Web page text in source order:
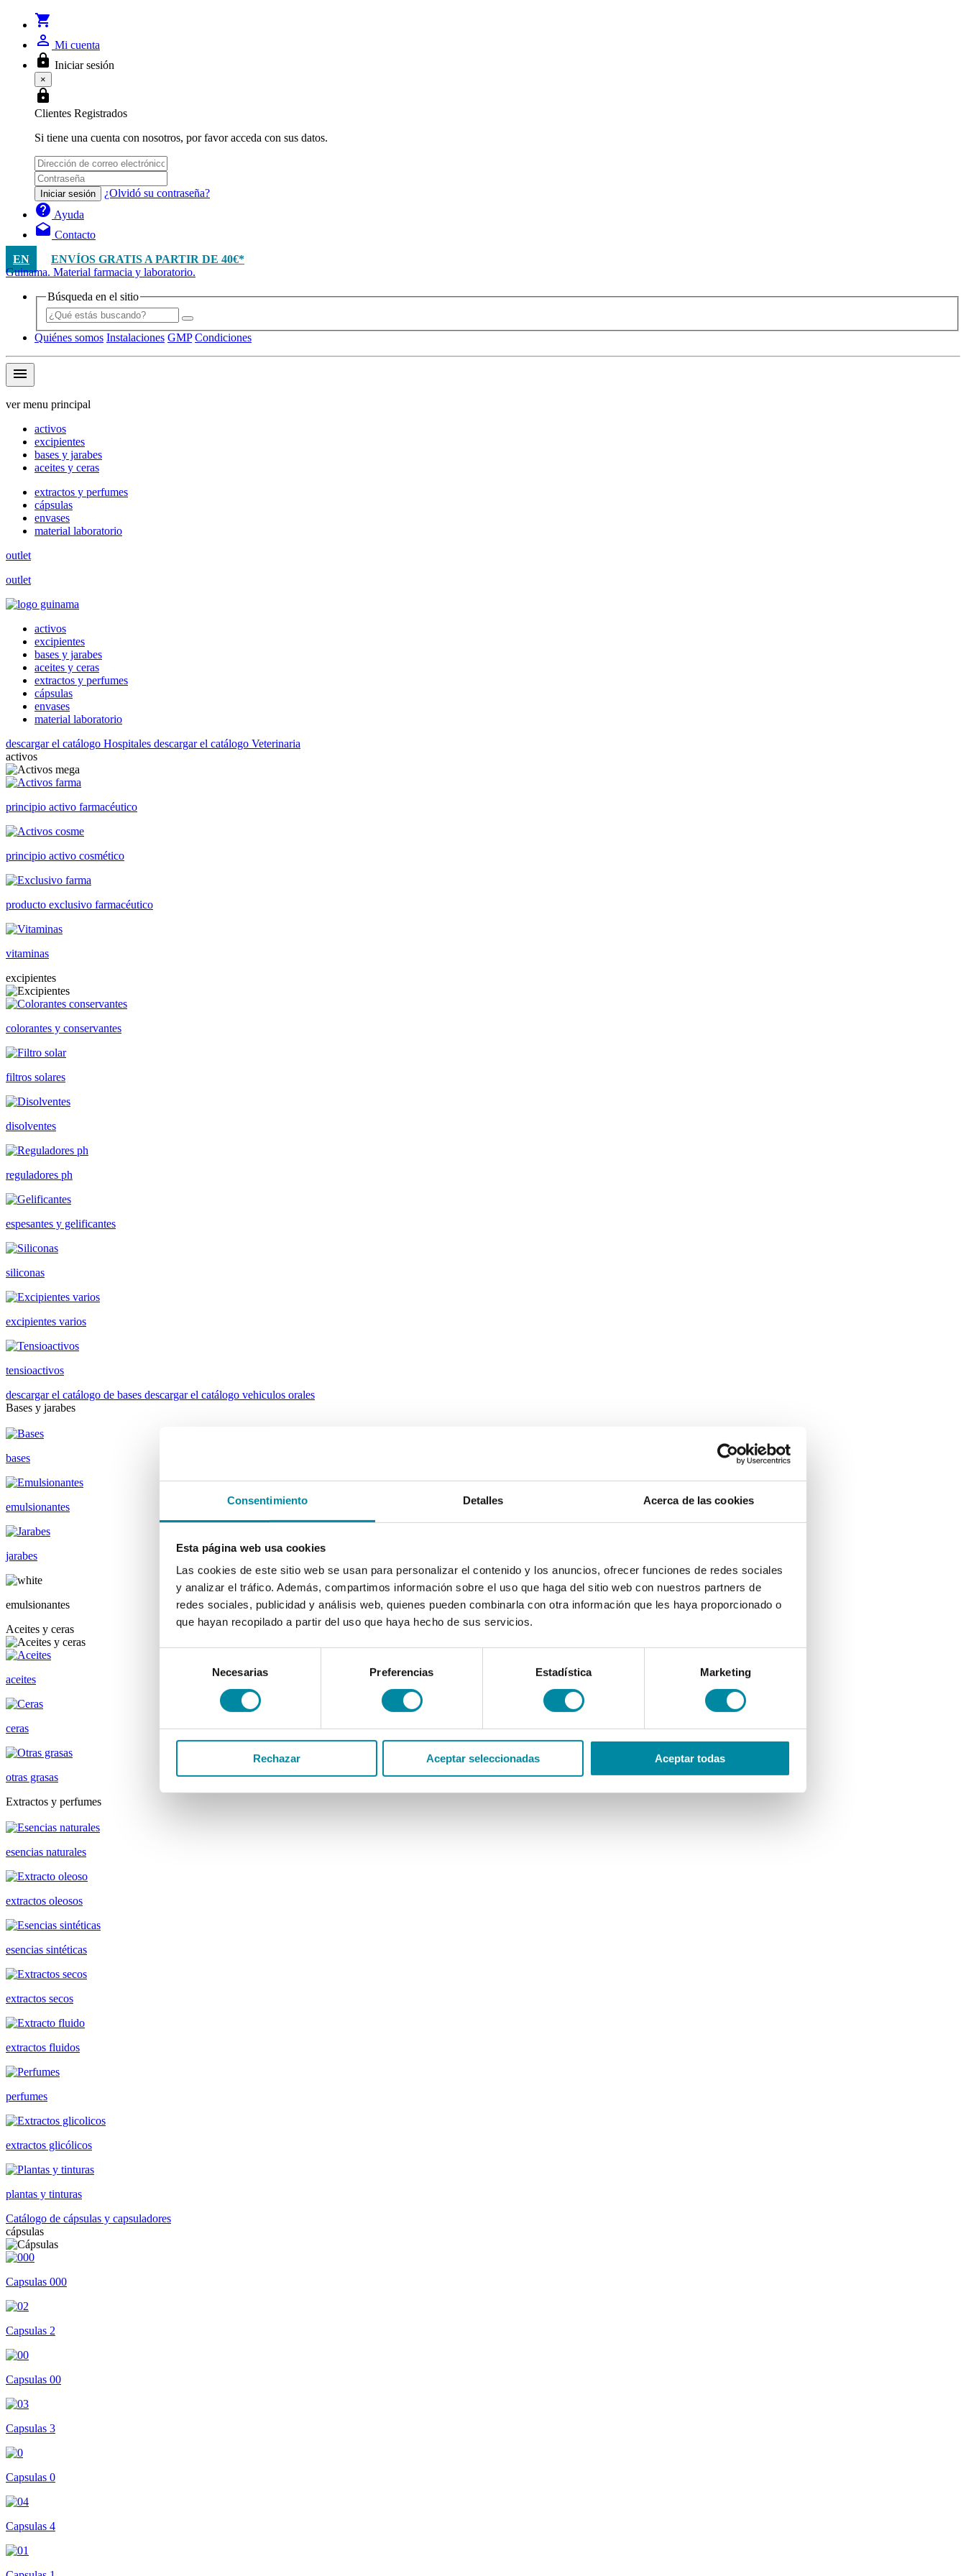
Consentimiento Detalles Acerca de las cookies
Esta página web usa cookies
Las cookies de este sitio web se usan para personalizar el contenido y los anuncios, ofrecer funciones de redes sociales
y analizar el tráfico. Además, compartimos información sobre el uso que haga del sitio web con nuestros partners de
redes sociales, publicidad y análisis web, quienes pueden combinarla con otra información que les haya proporcionado o
que hayan recopilado a partir del uso que haya hecho de sus servicios.
consentimiento
Necesarias Preferencias Estadística Marketing
Rechazar Aceptar seleccionadas Aceptar todas
shopping_cart
person_outline Mi cuenta
lock Iniciar sesión
×
lock
Clientes Registrados
Si tiene una cuenta con nosotros, por favor acceda con sus datos.
Iniciar sesión ¿Olvidó su contraseña?
help Ayuda
drafts Contacto
EN
ENVÍOS GRATIS A PARTIR DE 40€*
Guinama. Material farmacia y laboratorio.
Búsqueda en el sitio
Quiénes somos Instalaciones GMP Condiciones
menu
ver menu principal
activos
excipientes
bases y jarabes
aceites y ceras
extractos y perfumes
cápsulas
envases
material laboratorio
outlet
outlet
activos
excipientes
bases y jarabes
aceites y ceras
extractos y perfumes
cápsulas
envases
material laboratorio
descargar el catálogo Hospitales descargar el catálogo Veterinaria
activos
principio activo farmacéutico
principio activo cosmético
producto exclusivo farmacéutico
vitaminas
excipientes
colorantes y conservantes
filtros solares
disolventes
reguladores ph
espesantes y gelificantes
siliconas
excipientes varios
tensioactivos
descargar el catálogo de bases descargar el catálogo vehiculos orales
Bases y jarabes
bases
emulsionantes
jarabes
emulsionantes
Aceites y ceras
aceites
ceras
otras grasas
Extractos y perfumes
esencias naturales
extractos oleosos
esencias sintéticas
extractos secos
extractos fluidos
perfumes
extractos glicólicos
plantas y tinturas
Catálogo de cápsulas y capsuladores
cápsulas
Capsulas 000
Capsulas 2
Capsulas 00
Capsulas 3
Capsulas 0
Capsulas 4